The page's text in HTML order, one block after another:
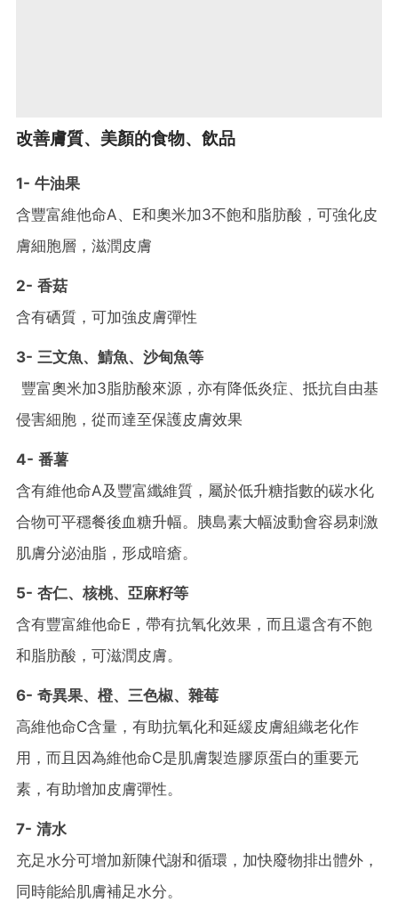
改善膚質、美顏的食物、飲品
1- 牛油果
含豐富維他命A、E和奧米加3不飽和脂肪酸，可強化皮
膚細胞層，滋潤皮膚
2- 香菇
含有硒質，可加強皮膚彈性
3- 三文魚、鯖魚、沙甸魚等
豐富奧米加3脂肪酸來源，亦有降低炎症、抵抗自由基
侵害細胞，從而達至保護皮膚效果
4- 番薯
含有維他命A及豐富纖維質，屬於低升糖指數的碳水化
合物可平穩餐後血糖升幅。胰島素大幅波動會容易刺激
肌膚分泌油脂，形成暗瘡。
5- 杏仁、核桃、亞麻籽等
含有豐富維他命E，帶有抗氧化效果，而且還含有不飽
和脂肪酸，可滋潤皮膚。
6- 奇異果、橙、三色椒、雜莓
高維他命C含量，有助抗氧化和延緩皮膚組織老化作
用，而且因為維他命C是肌膚製造膠原蛋白的重要元
素，有助增加皮膚彈性。
7- 清水
充足水分可增加新陳代謝和循環，加快廢物排出體外，
同時能給肌膚補足水分。